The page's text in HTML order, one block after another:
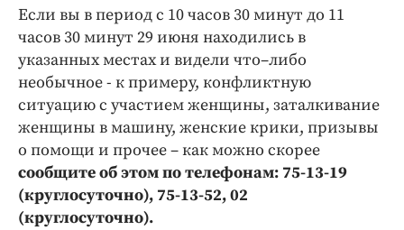
Если вы в период с 10 часов 30 минут до 11
часов 30 минут 29 июня находились в
указанных местах и видели что–либо
необычное - к примеру, конфликтную
ситуацию с участием женщины, заталкивание
женщины в машину, женские крики, призывы
о помощи и прочее – как можно скорее
сообщите об этом по телефонам: 75-13-19
(круглосуточно), 75-13-52, 02
(круглосуточно).